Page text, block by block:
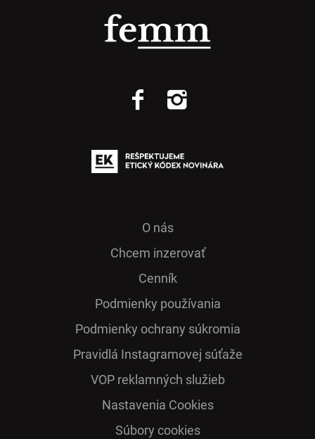
O nás
Chcem inzerovať
Cenník
Podmienky používania
Podmienky ochrany súkromia
Pra­vidlá Ins­ta­gra­mo­vej sú­ťaže
VOP reklamných služieb
Nastavenia Cookies
Súbory cookies